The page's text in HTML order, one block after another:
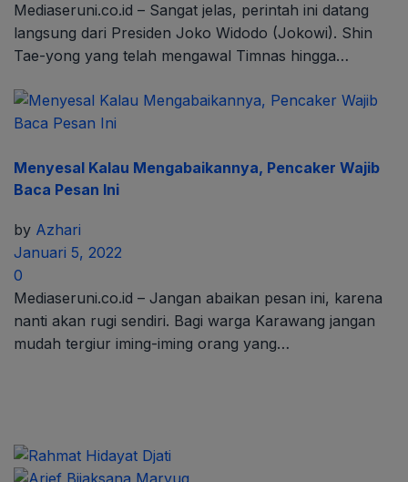
Mediaseruni.co.id – Sangat jelas, perintah ini datang
langsung dari Presiden Joko Widodo (Jokowi). Shin
Tae-yong yang telah mengawal Timnas hingga…
Menyesal Kalau Mengabaikannya, Pencaker Wajib
Baca Pesan Ini
by Azhari
Januari 5, 2022
0
Mediaseruni.co.id – Jangan abaikan pesan ini, karena
nanti akan rugi sendiri. Bagi warga Karawang jangan
mudah tergiur iming-iming orang yang…